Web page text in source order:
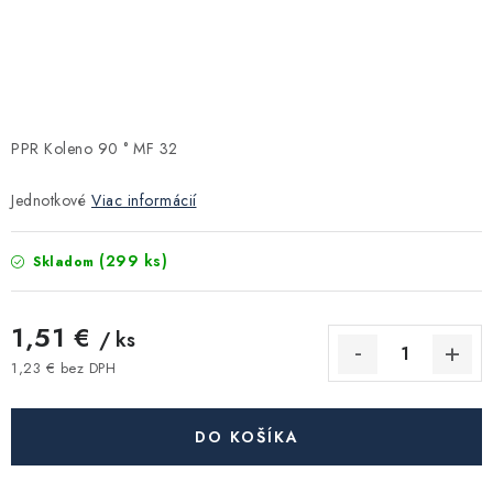
Filtrovanie a úprava vody
Záhrada a závlaha
Kúpeľňa a sanita
Spojovací materiál
PPR Koleno 90 ° MF 32
Jednotkové Viac informácií
Skladom (299 ks)
1,51 € / ks
1,23 € bez DPH
DO KOŠÍKA